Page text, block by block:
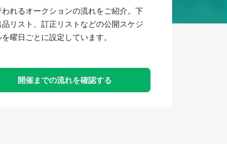
れるオークションの流れをご紹介。下
品リスト、訂正リストなどの公開スケジ
曜日ごとに設定しています。
開催までの流れを確認する